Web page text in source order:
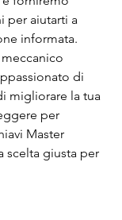
per aiutarti a
informata.
di
migliorare la tua
per
Master
scelta giusta per